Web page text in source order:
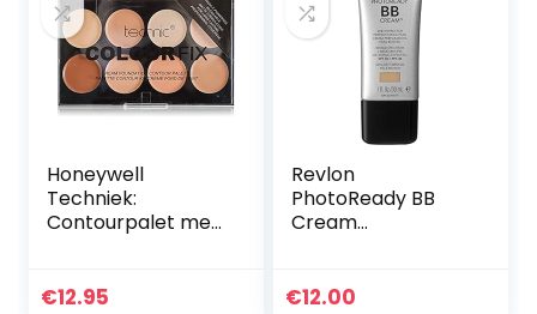
Honeywell
Techniek:
Contourpalet met
€12.95
Revlon
PhotoReady BB
Cream
x 30 ml)
€12.00